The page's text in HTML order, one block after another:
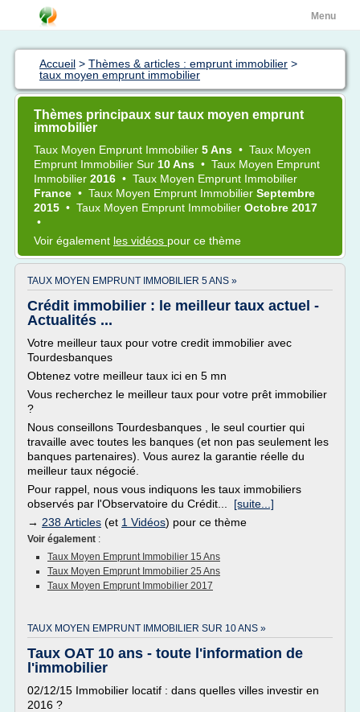
Menu
Accueil > Thèmes & articles : emprunt immobilier >
taux moyen emprunt immobilier
Thèmes principaux sur taux moyen emprunt
immobilier
Taux Moyen Emprunt Immobilier 5 Ans • Taux Moyen
Emprunt Immobilier Sur 10 Ans • Taux Moyen Emprunt
Immobilier 2016 • Taux Moyen Emprunt Immobilier
France • Taux Moyen Emprunt Immobilier Septembre
2015 • Taux Moyen Emprunt Immobilier Octobre 2017
•
Voir également les vidéos pour ce thème
TAUX MOYEN EMPRUNT IMMOBILIER 5 ANS »
Crédit immobilier : le meilleur taux actuel -
Actualités ...
Votre meilleur taux pour votre credit immobilier avec
Tourdesbanques
Obtenez votre meilleur taux ici en 5 mn
Vous recherchez le meilleur taux pour votre prêt immobilier
?
Nous conseillons Tourdesbanques , le seul courtier qui
travaille avec toutes les banques (et non pas seulement les
banques partenaires). Vous aurez la garantie réelle du
meilleur taux négocié.
Pour rappel, nous vous indiquons les taux immobiliers
observés par l'Observatoire du Crédit... [suite...]
→ 238 Articles (et 1 Vidéos) pour ce thème
Voir également :
Taux Moyen Emprunt Immobilier 15 Ans
Taux Moyen Emprunt Immobilier 25 Ans
Taux Moyen Emprunt Immobilier 2017
TAUX MOYEN EMPRUNT IMMOBILIER SUR 10 ANS »
Taux OAT 10 ans - toute l'information de
l'immobilier
02/12/15 Immobilier locatif : dans quelles villes investir en
2016 ?